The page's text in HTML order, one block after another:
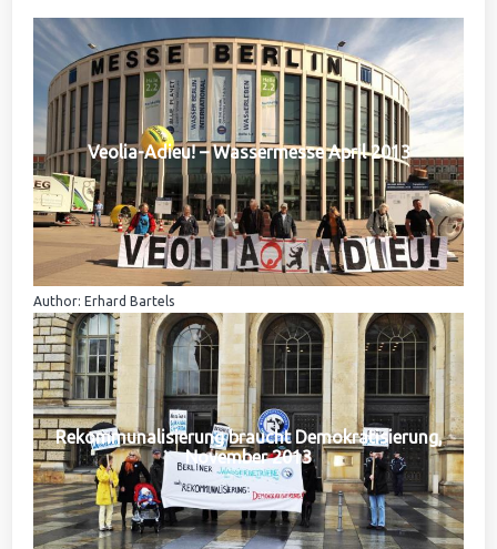
Veolia-Adieu! – Wassermesse April 2013
Author: Erhard Bartels
Rekommunalisierung braucht Demokratisierung,
November 2013